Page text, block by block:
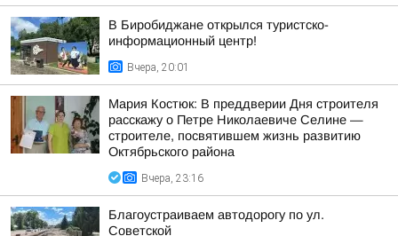
В Биробиджане открылся туристско-
информационный центр!
Вчера, 20:01
Мария Костюк: В преддверии Дня строителя
расскажу о Петре Николаевиче Селине —
строителе, посвятившем жизнь развитию
Октябрьского района
Вчера, 23:16
Благоустраиваем автодорогу по ул.
Советской